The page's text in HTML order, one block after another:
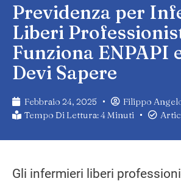
Previdenza per
Liberi
Funziona ENPAPI
Devi Sapere
Febbraio 24, 2025
Filippo
Tempo Di Lettura: 4 Minuti
Gli infermieri liberi